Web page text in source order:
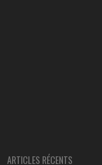
ARTICLES RÉCENTS